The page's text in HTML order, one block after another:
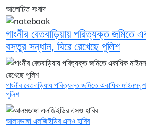
আলোচিত সংবাদ
গাংনীর বেতবাড়িয়ায় পরিত্যক্ত জমিতে
বস্তুর সন্ধান, ঘিরে রেখেছে পুলিশ
গাংনীর বেতবাড়িয়ায় পরিত্যক্ত জমিতে একাধিক
পুলিশ
আলমডাঙ্গা এলজিইডির এসও হাবিব